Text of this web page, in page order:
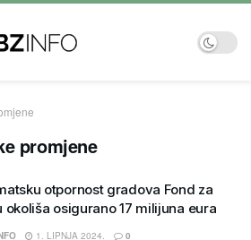
promjene
otpornost gradova Fond za
okoliša osigurano 17 milijuna eura
1. LIPNJA 2024. 0